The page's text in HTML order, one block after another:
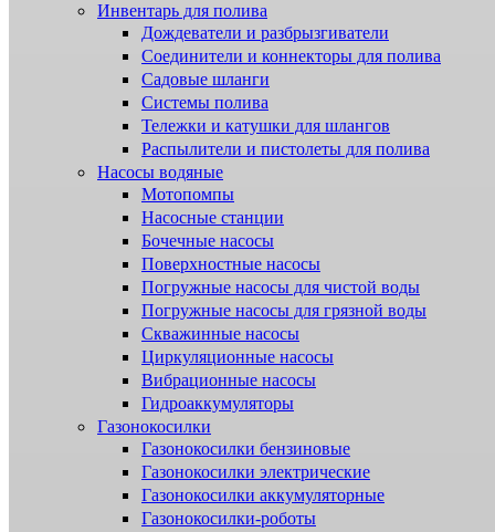
Инвентарь для полива
Дождеватели и разбрызгиватели
Соединители и коннекторы для полива
Садовые шланги
Системы полива
Тележки и катушки для шлангов
Распылители и пистолеты для полива
Насосы водяные
Мотопомпы
Насосные станции
Бочечные насосы
Поверхностные насосы
Погружные насосы для чистой воды
Погружные насосы для грязной воды
Скважинные насосы
Циркуляционные насосы
Вибрационные насосы
Гидроаккумуляторы
Газонокосилки
Газонокосилки бензиновые
Газонокосилки электрические
Газонокосилки аккумуляторные
Газонокосилки-роботы